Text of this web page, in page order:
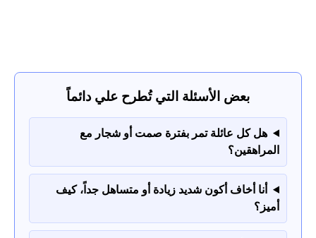
بعض الأسئلة التي تُطرح علي دائماً
هل كل عائلة تمر بفترة صمت أو شجار مع
المراهقين؟
أنا أخاف أكون شديد زيادة أو متساهل جداً، كيف
أميز؟